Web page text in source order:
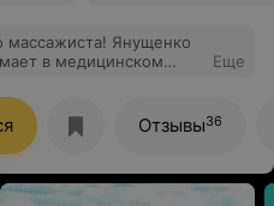
массажиста! Янущенко
в медицинском
было
Медикаментознное
совсем, на
И как замечательно я
"золотым ручкам"
Еще
Отзывы36